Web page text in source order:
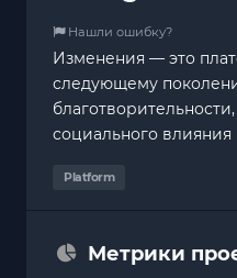
Нашли ошибку?
Изменения — это
следующему
социального влияния
Platform
Метрики